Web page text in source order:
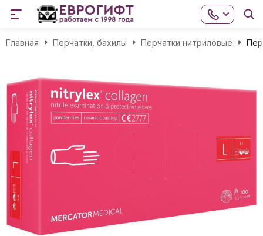
Главная Перчатки, бахилы Перчатки нитриловые